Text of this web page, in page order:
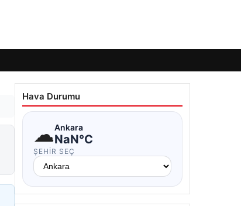
Hava Durumu
☁Ankara
NaN°C
ŞEHIR SEÇ